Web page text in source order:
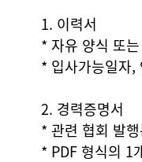
1. 이력서
* 자유 양식 또
* 입사가능일자,
2. 경력증명서
* 관련 협회 발
* PDF 형식의 1